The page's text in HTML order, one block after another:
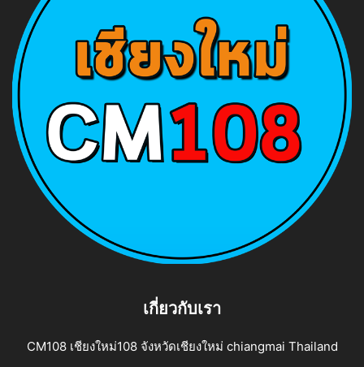
เกี่ยวกับเรา
CM108 เชียงใหม่108 จังหวัดเชียงใหม่ chiangmai Thailand